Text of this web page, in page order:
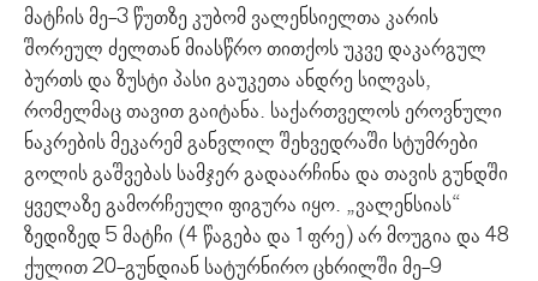
მატჩის მე-3 წუთზე კუბომ ვალენსიელთა კარის
შორეულ ძელთან მიასწრო თითქოს უკვე დაკარგულ
ბურთს და ზუსტი პასი გაუკეთა ანდრე სილვას,
რომელმაც თავით გაიტანა. საქართველოს ეროვნული
ნაკრების მეკარემ განვლილ შეხვედრაში სტუმრები
გოლის გაშვებას სამჯერ გადაარჩინა და თავის გუნდში
ყველაზე გამორჩეული ფიგურა იყო. „ვალენსიას“
ზედიზედ 5 მატჩი (4 წაგება და 1 ფრე) არ მოუგია და 48
ქულით 20-გუნდიან სატურნირო ცხრილში მე-9